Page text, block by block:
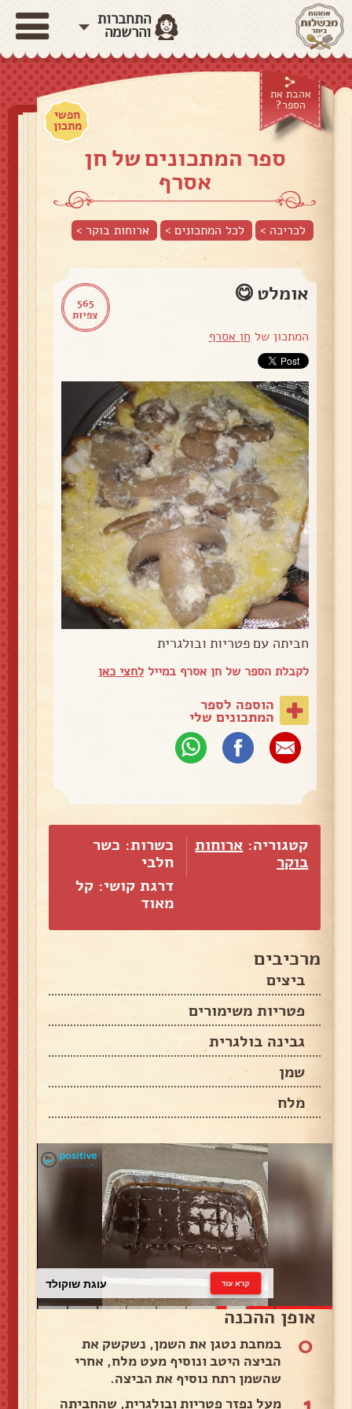
התחברות
והרשמה
אהבת את
הספר?
חפשי
מתכון
ספר המתכונים של חן
אסרף
לכריכה > לכל המתכונים > ארוחות בוקר >
565
צפיות
אומלט 😋
המתכון של חן אסרף
חביתה עם פטריות ובולגרית
לקבלת הספר של חן אסרף במייללחצי כאן
הוספה לספר
המתכונים שלי
קטגוריה: ארוחות
בוקר
כשרות: כשר
חלבי
דרגת קושי: קל
מאוד
מרכיבים
ביצים
פטריות משימורים
גבינה בולגרית
שמן
מלח
עוגת שוקולד קרא עוד
אופן ההכנה
0
במחבת נטגן את השמן, נשקשק את
הביצה היטב ונוסיף מעט מלח, אחרי
שהשמן רתח נוסיף את הביצה.
מעל נפזר פטריות ובולגרית, שהחביתה